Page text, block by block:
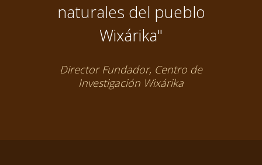
naturales del pueblo
Wixárika"
Director Fundador, Centro de
Investigación Wixárika